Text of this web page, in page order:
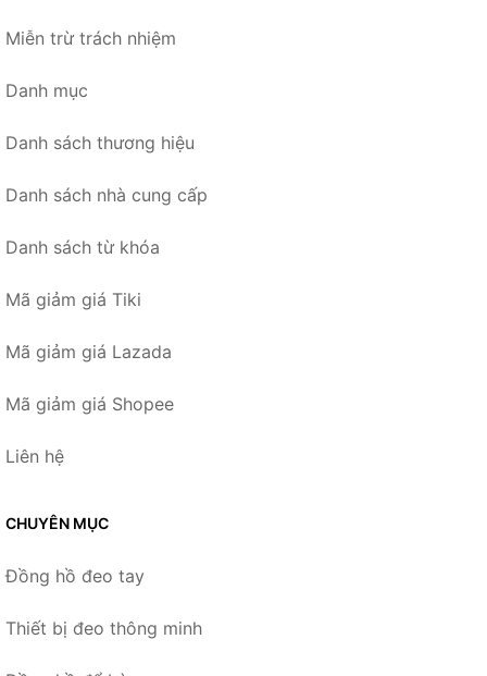
Miễn trừ trách nhiệm
Danh mục
Danh sách thương hiệu
Danh sách nhà cung cấp
Danh sách từ khóa
Mã giảm giá Tiki
Mã giảm giá Lazada
Mã giảm giá Shopee
Liên hệ
CHUYÊN MỤC
Đồng hồ đeo tay
Thiết bị đeo thông minh